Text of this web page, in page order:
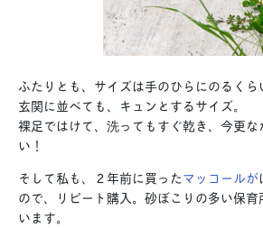
ふたりとも、サイズは手のひらにのるくら
玄関に並べても、キュンとするサイズ。
裸足ではけて、洗ってもすぐ乾き、今更
い！
そして私も、２年前に買ったマッコールが
ので、リピート購入。砂ぼこりの多い保
います。